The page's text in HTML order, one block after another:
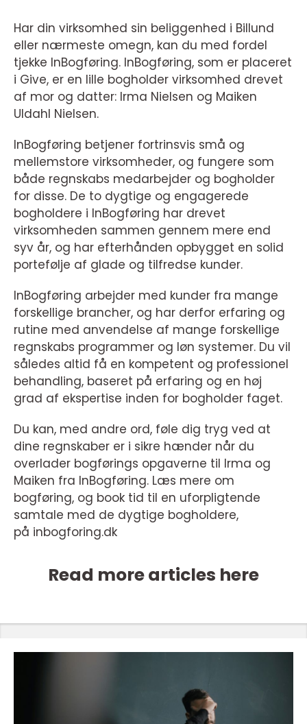
Har din virksomhed sin beliggenhed i Billund
eller nærmeste omegn, kan du med fordel
tjekke InBogføring. InBogføring, som er placeret
i Give, er en lille bogholder virksomhed drevet
af mor og datter: Irma Nielsen og Maiken
Uldahl Nielsen.
InBogføring betjener fortrinsvis små og
mellemstore virksomheder, og fungere som
både regnskabs medarbejder og bogholder
for disse. De to dygtige og engagerede
bogholdere i InBogføring har drevet
virksomheden sammen gennem mere end
syv år, og har efterhånden opbygget en solid
portefølje af glade og tilfredse kunder.
InBogføring arbejder med kunder fra mange
forskellige brancher, og har derfor erfaring og
rutine med anvendelse af mange forskellige
regnskabs programmer og løn systemer. Du vil
således altid få en kompetent og professionel
behandling, baseret på erfaring og en høj
grad af ekspertise inden for bogholder faget.
Du kan, med andre ord, føle dig tryg ved at
dine regnskaber er i sikre hænder når du
overlader bogførings opgaverne til Irma og
Maiken fra InBogføring. Læs mere om
bogføring, og book tid til en uforpligtende
samtale med de dygtige bogholdere,
på inbogforing.dk
Read more articles here